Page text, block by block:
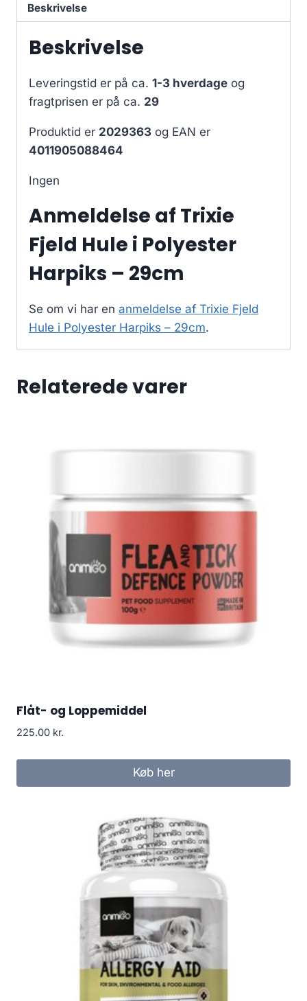
Beskrivelse
Beskrivelse
Leveringstid er på ca. 1-3 hverdage og
fragtprisen er på ca. 29
Produktid er 2029363 og EAN er
4011905088464
Ingen
Anmeldelse af Trixie
Fjeld Hule i Polyester
Harpiks – 29cm
Se om vi har en anmeldelse af Trixie Fjeld
Hule i Polyester Harpiks – 29cm.
Relaterede varer
Flåt- og Loppemiddel
225.00 kr.
Køb her